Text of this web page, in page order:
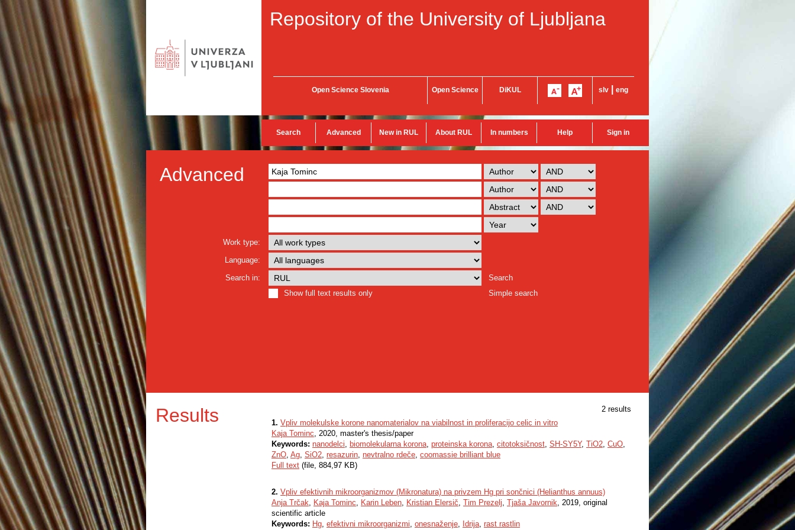
Repository of the University of Ljubljana
Open Science Slovenia Open Science DiKUL slv eng
Search Advanced New in RUL About RUL In numbers Help Sign in
Advanced
Work type:
Language:
Search in:
Search
Show full text results only
Simple search
Results
2 results
1. Vpliv molekulske korone nanomaterialov na viabilnost in proliferacijo celic in vitro
Kaja Tominc, 2020, master's thesis/paper
Keywords: nanodelci, biomolekularna korona, proteinska korona, citotoksičnost, SH-SY5Y, TiO2, CuO,
ZnO, Ag, SiO2, resazurin, nevtralno rdeče, coomassie brilliant blue
Full text (file, 884,97 KB)
2. Vpliv efektivnih mikroorganizmov (Mikronatura) na privzem Hg pri sončnici (Helianthus annuus)
Anja Trčak, Kaja Tominc, Karin Leben, Kristian Elersič, Tim Prezelj, Tjaša Javornik, 2019, original
scientific article
Keywords: Hg, efektivni mikroorganizmi, onesnaženje, Idrija, rast rastlin